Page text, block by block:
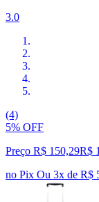
3.0
(4)
5% OFF
Preço R$ 150,29R$
no Pix Ou 3x de R$